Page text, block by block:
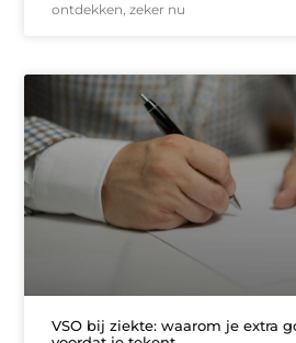
ontdekken, zeker nu
VSO bij ziekte: waarom je extra